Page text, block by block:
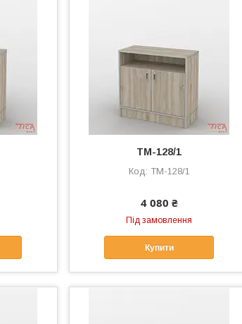
ТМ-128/1
ТМ-128/1
4 080 ₴
Під замовлення
Купити